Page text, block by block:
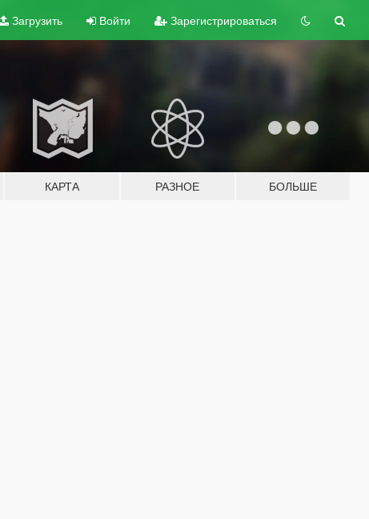
Загрузить Войти Зарегистрироваться
КАРТА РАЗНОЕ БОЛЬШЕ